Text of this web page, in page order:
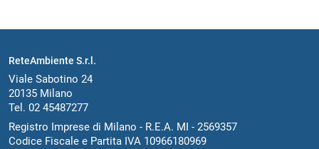
ReteAmbiente S.r.l.
Viale Sabotino 24
20135 Milano
Tel. 02 45487277
Registro Imprese di Milano - R.E.A. MI - 2569357
Codice Fiscale e Partita IVA 10966180969